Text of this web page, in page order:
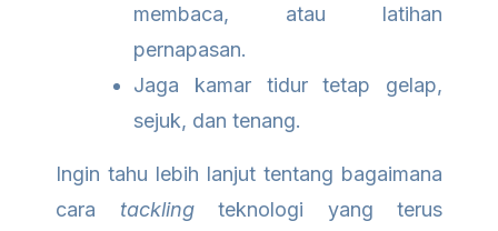
membaca, atau latihan
pernapasan.
Jaga kamar tidur tetap gelap,
sejuk, dan tenang.
Ingin tahu lebih lanjut tentang bagaimana
cara tacklingteknologi yang terus